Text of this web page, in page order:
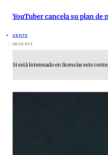
YouTuber cancela su plan de
GENTE
09:22 ECT
Si está interesado en licenciar este